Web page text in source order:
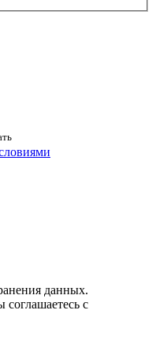
данных.
соглашаетесь с